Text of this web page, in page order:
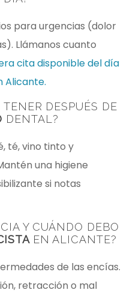
para urgencias (dolor
Llámanos cuanto
cita disponible del día
Alicante.
DESPUÉS DE
DENTAL?
té, vino tinto y
una higiene
si notas
Y CUÁNDO DEBO
EN ALICANTE?
de las encías.
retracción o mal